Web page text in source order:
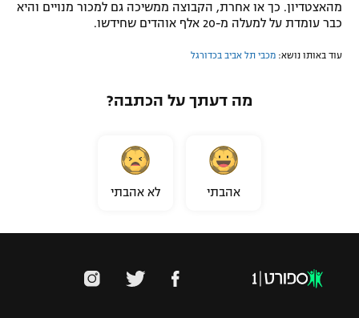
מהאצטדיון. כך או אחרת, הקבוצה ממשיכה גם למכור מנויים והיא
כבר עומדת על למעלה מ-20 אלף אוהדים שחידשו.
עוד באותו נושא: מכבי תל אביב בכדורגל
מה דעתך על הכתבה?
אהבתי לא אהבתי